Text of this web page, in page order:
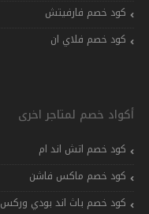
كود خصم فارفيتش
كود خصم فلاي ان
أكواد خصم لمتاجر اخرى
كود خصم اتش اند ام
كود خصم ماكس فاشن
كود خصم باث اند بودي وركس